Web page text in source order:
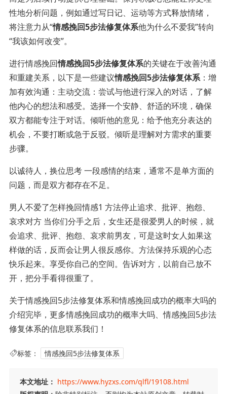
性地分析问题，例如通过写日记、运动等方式释放情绪，
将注意力从“情感挽回5步法修复体系他为什么不爱我”转向
“我该如何改变”。
进行情感挽回情感挽回5步法修复体系的关键在于改善沟通
和重建关系，以下是一些建议情感挽回5步法修复体系：增
加有效沟通：主动交流：尝试与他进行深入的对话，了解
他内心的想法和感受。选择一个安静、舒适的环境，确保
双方都能专注于对话。倾听他的意见：给予他充分表达的
机会，不要打断或急于反驳。倾听是理解对方需求的重要
步骤。
以诚待人，换位思考 一段感情的结束，通常不是单方面的
问题，而是双方都存在不足。
男人不爱了怎样挽回情感1 方法停止追求、批评、抱怨、
哀求对方 当你们分手之后，女生还是很爱男人的时候，就
会追求、批评、抱怨、哀求前男友，可是这时女人如果这
样做的话，反而会让男人很反感你。方法保持乐观的心态
快乐起来。享受你自己的空间。告诉对方，以前自己放不
开，把分手看得很重了。
关于情感挽回5步法修复体系和情感挽回成功的概率大吗的
介绍完毕，更多情感挽回成功的概率大吗、情感挽回5步法
修复体系的信息联系我们！
标签： 情感挽回5步法修复体系
本文地址： https://www.hyzxs.com/qlfl/19108.html